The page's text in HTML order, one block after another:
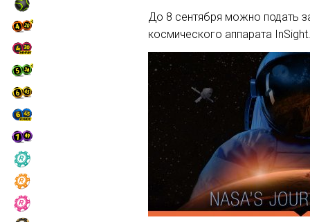
До 8 сентября можно подать
космического аппарата InSight.